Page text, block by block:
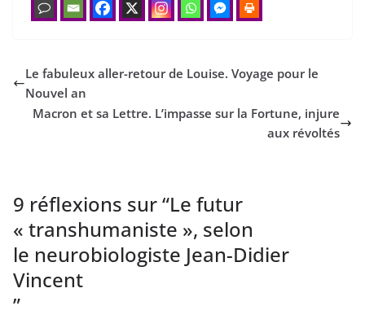
Le fabuleux aller-retour de Louise. Voyage pour le
Nouvel an
Macron et sa Lettre. L’impasse sur la Fortune, injure
aux révoltés
9 réflexions sur “Le futur
« transhumaniste », selon
le neurobiologiste Jean-Didier
Vincent
”